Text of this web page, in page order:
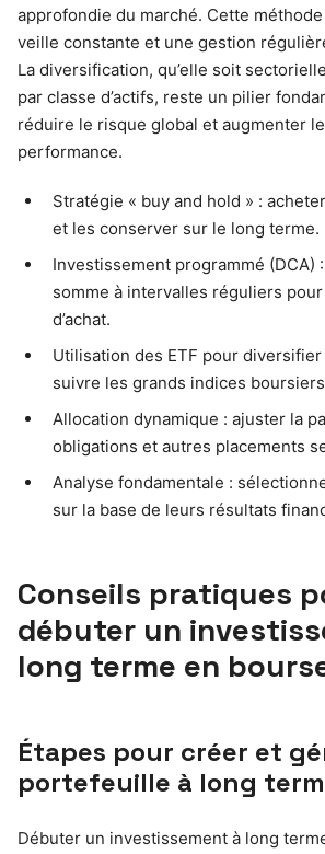
approfondie du marché. Cette
veille constante et une gestion
La diversification, qu’elle soit
par classe d’actifs, reste un pilier
réduire le risque global et augmenter
performance.
Stratégie « buy and hold » :
et les conserver sur le long terme.
Investissement programmé (DCA)
somme à intervalles réguliers
d’achat.
Utilisation des ETF pour
suivre les grands indices
Allocation dynamique : ajuster la
obligations et autres placements
Analyse fondamentale :
sur la base de leurs résultats
Conseils pratiques
débuter un
long terme en
Étapes pour créer et
portefeuille à long
Débuter un investissement à long